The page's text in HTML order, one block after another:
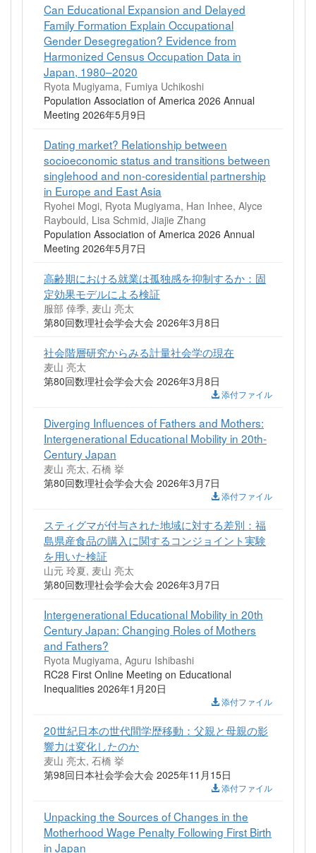
Can Educational Expansion and Delayed
Family Formation Explain Occupational
Gender Desegregation? Evidence from
Harmonized Census Occupation Data in
Japan, 1980–2020
Ryota Mugiyama, Fumiya Uchikoshi
Population Association of America 2026 Annual
Meeting 2026年5月9日
Dating market? Relationship between
socioeconomic status and transitions between
singlehood and non-coresidential partnership
in Europe and East Asia
Ryohei Mogi, Ryota Mugiyama, Han Inhee, Alyce
Raybould, Lisa Schmid, Jiajie Zhang
Population Association of America 2026 Annual
Meeting 2026年5月7日
高齢期における就業は孤独感を抑制するか：固
定効果モデルによる検証
服部 倖季, 麦山 亮太
第80回数理社会学会大会 2026年3月8日
社会階層研究からみる計量社会学の現在
麦山 亮太
第80回数理社会学会大会 2026年3月8日
添付ファイル
Diverging Influences of Fathers and Mothers:
Intergenerational Educational Mobility in 20th-
Century Japan
麦山 亮太, 石橋 挙
第80回数理社会学会大会 2026年3月7日
添付ファイル
スティグマが付与された地域に対する差別：福
島県産食品の購入に関するコンジョイント実験
を用いた検証
山元 玲夏, 麦山 亮太
第80回数理社会学会大会 2026年3月7日
Intergenerational Educational Mobility in 20th
Century Japan: Changing Roles of Mothers
and Fathers?
Ryota Mugiyama, Aguru Ishibashi
RC28 First Online Meeting on Educational
Inequalities 2026年1月20日
添付ファイル
20世紀日本の世代間学歴移動：父親と母親の影
響力は変化したのか
麦山 亮太, 石橋 挙
第98回日本社会学会大会 2025年11月15日
添付ファイル
Unpacking the Sources of Changes in the
Motherhood Wage Penalty Following First Birth
in Japan